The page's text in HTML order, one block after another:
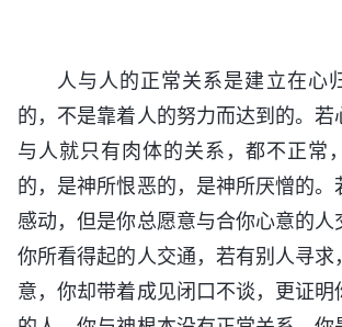
人与人的正常关系是建立在心
的，不是靠着人的努力而达到的。若
与人就只有肉体的关系，都不正常
的，是神所恨恶的，是神所厌憎的。
感动，但是你总愿意与合你心意的人
你所看得起的人交通，若有别人寻求
意，你却带着成见闭口不谈，更证